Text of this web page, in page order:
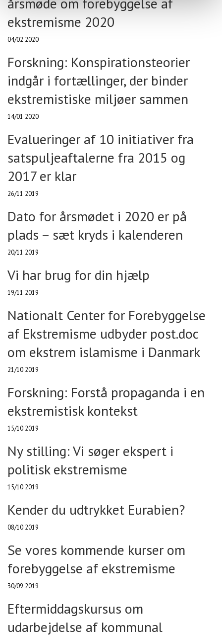
ekstremisme 2020
04/02 2020
Forskning: Konspirationsteorier
indgår i fortællinger, der binder
ekstremistiske miljøer sammen
14/01 2020
Evalueringer af 10 initiativer fra
satspuljeaftalerne fra 2015 og
2017 er klar
26/11 2019
Dato for årsmødet i 2020 er på
plads – sæt kryds i kalenderen
20/11 2019
Vi har brug for din hjælp
19/11 2019
Nationalt Center for Forebyggelse
af Ekstremisme udbyder post.doc
om ekstrem islamisme i Danmark
21/10 2019
Forskning: Forstå propaganda i en
ekstremistisk kontekst
15/10 2019
Ny stilling: Vi søger ekspert i
politisk ekstremisme
15/10 2019
Kender du udtrykket Eurabien?
08/10 2019
Se vores kommende kurser om
forebyggelse af ekstremisme
30/09 2019
Eftermiddagskursus om
udarbejdelse af kommunal